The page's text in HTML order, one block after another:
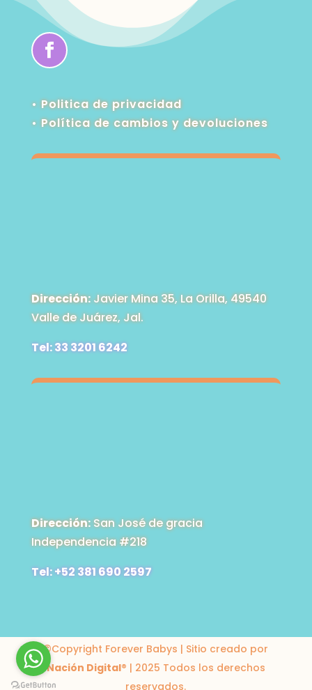
• Politica de privacidad
•Política de cambios y devoluciones
Dirección:Javier Mina 35, La Orilla, 49540
Valle de Juárez, Jal.
Tel: 33 3201 6242
Dirección:San José de gracia
Independencia #218
Tel: +52 381 690 2597
©Copyright Forever Babys | Sitio creado por
Nación Digital® | 2025 Todos los derechos
reservados.